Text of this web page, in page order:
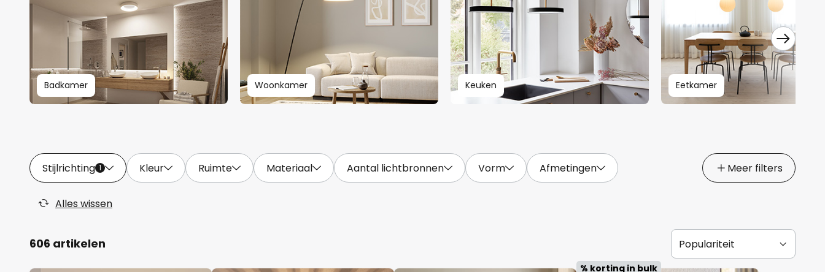
Badkamer Woonkamer Keuken Eetkamer
Stijlrichting 1 Kleur Ruimte Materiaal Aantal lichtbronnen Vorm Afmetingen Meer filters
Alles wissen
606 artikelen
% korting in bulk